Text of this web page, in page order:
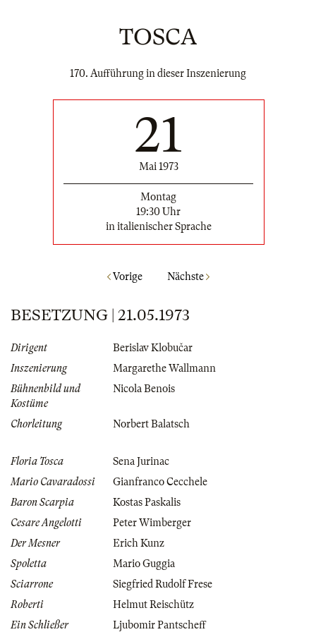
TOSCA
170. Aufführung in dieser Inszenierung
21
Mai 1973
Montag
19:30 Uhr
in italienischer Sprache
Vorige Nächste
BESETZUNG | 21.05.1973
Dirigent
Berislav Klobučar
Inszenierung
Margarethe Wallmann
Bühnenbild und
Kostüme
Nicola Benois
Chorleitung Norbert Balatsch
Floria Tosca
Sena Jurinac
Mario Cavaradossi
Gianfranco Cecchele
Baron Scarpia
Kostas Paskalis
Cesare Angelotti
Peter Wimberger
Der Mesner
Erich Kunz
Spoletta
Mario Guggia
Sciarrone
Siegfried Rudolf Frese
Roberti
Helmut Reischütz
Ein Schließer
Ljubomir Pantscheff